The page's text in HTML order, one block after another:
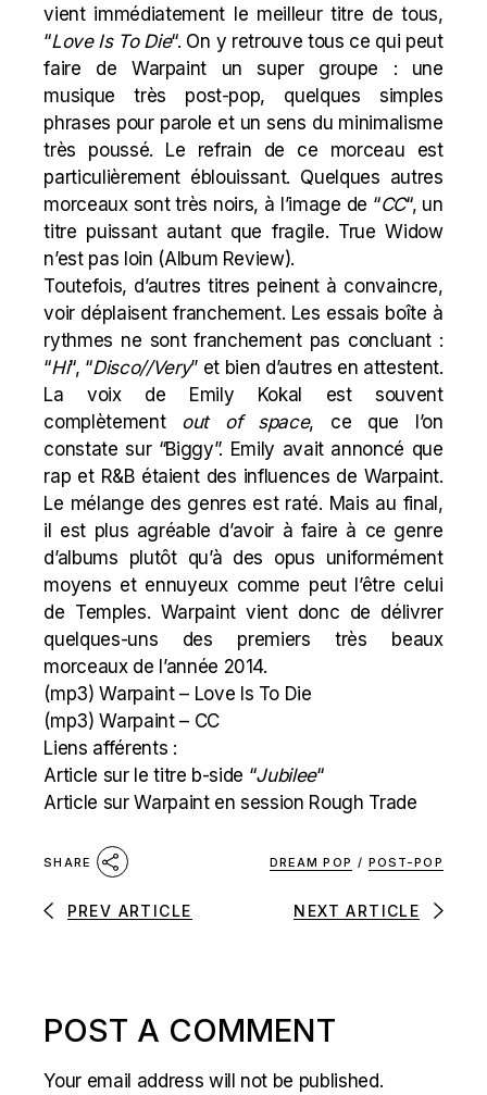
vient immédiatement le meilleur titre de tous,
“Love Is To Die“. On y retrouve tous ce qui peut
faire de Warpaint un super groupe : une
musique très post-pop, quelques simples
phrases pour parole et un sens du minimalisme
très poussé. Le refrain de ce morceau est
particulièrement éblouissant. Quelques autres
morceaux sont très noirs, à l’image de “CC“, un
titre puissant autant que fragile. True Widow
n’est pas loin (Album Review).
Toutefois, d’autres titres peinent à convaincre,
voir déplaisent franchement. Les essais boîte à
rythmes ne sont franchement pas concluant :
“Hi“, “Disco//Very” et bien d’autres en attestent.
La voix de Emily Kokal est souvent
complètement out of space, ce que l’on
constate sur “Biggy”. Emily avait annoncé que
rap et R&B étaient des influences de Warpaint.
Le mélange des genres est raté. Mais au final,
il est plus agréable d’avoir à faire à ce genre
d’albums plutôt qu’à des opus uniformément
moyens et ennuyeux comme peut l’être celui
de Temples. Warpaint vient donc de délivrer
quelques-uns des premiers très beaux
morceaux de l’année 2014.
(mp3)Warpaint – Love Is To Die
(mp3)Warpaint – CC
Liens afférents :
Article sur le titre b-side “Jubilee“
Article sur Warpaint en session Rough Trade
SHARE DREAM POP / POST-POP
PREV ARTICLE NEXT ARTICLE
POST A COMMENT
Your email address will not be published.